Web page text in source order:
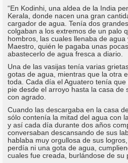
“En Kodinhi, una aldea de la India
Kerala, donde nacen una gran
cargador de agua. Tenía dos
colgaban a los extremos de un palo
hombros, las cuales llenaba de
Maestro, quién le pagaba unas
abastecerlo de agua fresca a diario.
Una de las vasijas tenía varias
gotas de agua, mientras que la otra
toda. Cada día el Aguatero tenía
pie desde el arroyo hasta la casa de
con agrado.
Cuando las descargaba en la casa
sólo contenía la mitad del agua con
y así cada día durante dos años
conversaban descansando de sus
hablaba muy orgullosa de sus
perdía ni una gota de agua,
cuales fue creada, burlándose de su